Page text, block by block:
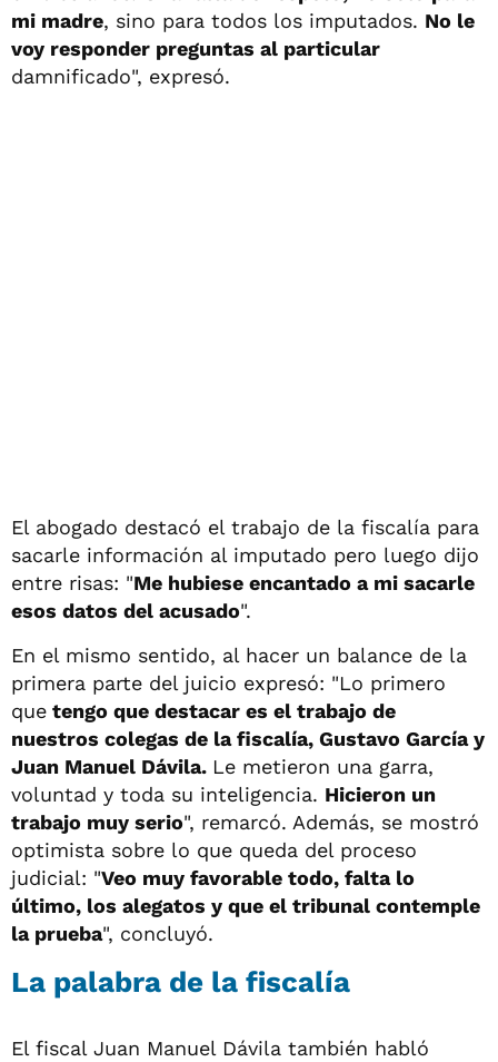
mi madre, sino para todos los imputados. No le
voy responder preguntas al particular
damnificado", expresó.
El abogado destacó el trabajo de la fiscalía para
sacarle información al imputado pero luego dijo
entre risas: "Me hubiese encantado a mi sacarle
esos datos del acusado".
En el mismo sentido, al hacer un balance de la
primera parte del juicio expresó: "Lo primero
que tengo que destacar es el trabajo de
nuestros colegas de la fiscalía, Gustavo García y
Juan Manuel Dávila. Le metieron una garra,
voluntad y toda su inteligencia. Hicieron un
trabajo muy serio", remarcó. Además, se mostró
optimista sobre lo que queda del proceso
judicial: "Veo muy favorable todo, falta lo
último, los alegatos y que el tribunal contemple
la prueba", concluyó.
La palabra de la fiscalía
El fiscal Juan Manuel Dávila también habló